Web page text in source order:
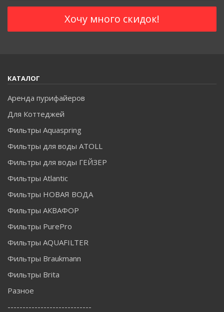
КАТАЛОГ
Аренда пурифайеров
Для Коттеджей
Фильтры Aquaspring
Фильтры для воды ATOLL
Фильтры для воды ГЕЙЗЕР
Фильтры Atlantic
Фильтры НОВАЯ ВОДА
Фильтры АКВАФОР
Фильтры PurePro
Фильтры AQUAFILTER
Фильтры Braukmann
Фильтры Brita
Разное
----------------------------